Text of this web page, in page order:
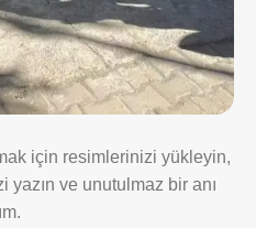
için resimlerinizi yükleyin,
ve unutulmaz bir anı